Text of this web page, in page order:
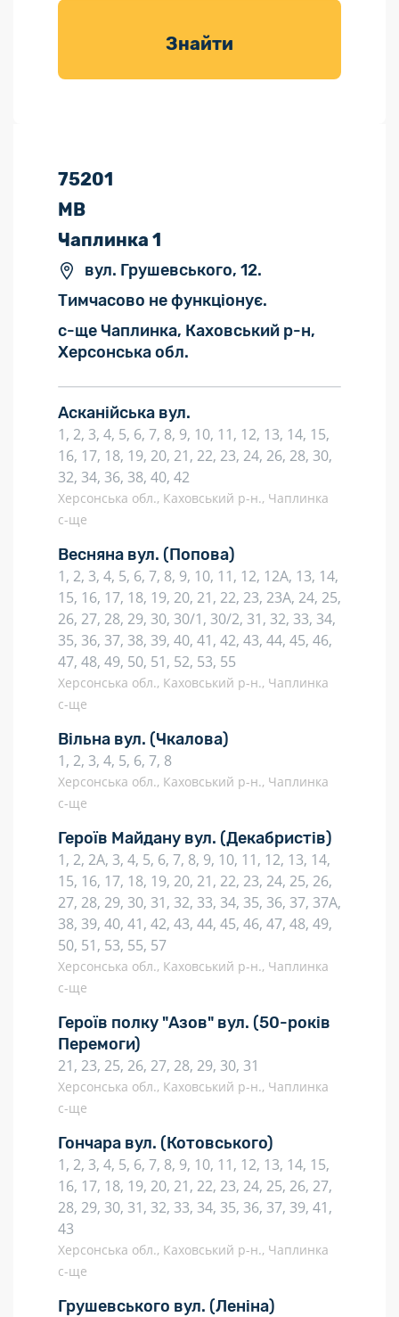
товарів для
Знайти
75201
МВ
Чаплинка 1
вул. Грушевського, 12.
Тимчасово не функціонує.
с-ще Чаплинка, Каховський р-н,
Херсонська обл.
Асканійська вул.
1, 2, 3, 4, 5, 6, 7, 8, 9, 10, 11, 12, 13, 14, 15,
16, 17, 18, 19, 20, 21, 22, 23, 24, 26, 28, 30,
32, 34, 36, 38, 40, 42
Херсонська обл., Каховський р-н., Чаплинка
с-ще
Весняна вул. (Попова)
1, 2, 3, 4, 5, 6, 7, 8, 9, 10, 11, 12, 12А, 13, 14,
15, 16, 17, 18, 19, 20, 21, 22, 23, 23А, 24, 25,
26, 27, 28, 29, 30, 30/1, 30/2, 31, 32, 33, 34,
35, 36, 37, 38, 39, 40, 41, 42, 43, 44, 45, 46,
47, 48, 49, 50, 51, 52, 53, 55
Херсонська обл., Каховський р-н., Чаплинка
с-ще
Вільна вул. (Чкалова)
1, 2, 3, 4, 5, 6, 7, 8
Херсонська обл., Каховський р-н., Чаплинка
с-ще
Героїв Майдану вул. (Декабристів)
1, 2, 2А, 3, 4, 5, 6, 7, 8, 9, 10, 11, 12, 13, 14,
15, 16, 17, 18, 19, 20, 21, 22, 23, 24, 25, 26,
27, 28, 29, 30, 31, 32, 33, 34, 35, 36, 37, 37А,
38, 39, 40, 41, 42, 43, 44, 45, 46, 47, 48, 49,
50, 51, 53, 55, 57
Херсонська обл., Каховський р-н., Чаплинка
с-ще
Героїв полку "Азов" вул. (50-років
Перемоги)
21, 23, 25, 26, 27, 28, 29, 30, 31
Херсонська обл., Каховський р-н., Чаплинка
с-ще
Гончара вул. (Котовського)
1, 2, 3, 4, 5, 6, 7, 8, 9, 10, 11, 12, 13, 14, 15,
16, 17, 18, 19, 20, 21, 22, 23, 24, 25, 26, 27,
28, 29, 30, 31, 32, 33, 34, 35, 36, 37, 39, 41,
43
Херсонська обл., Каховський р-н., Чаплинка
с-ще
Грушевського вул. (Леніна)